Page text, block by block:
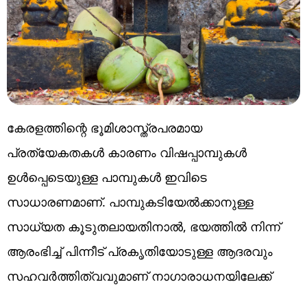
കേരളത്തിന്റെ ഭൂമിശാസ്ത്രപരമായ
പ്രത്യേകതകൾ കാരണം വിഷപ്പാമ്പുകൾ
ഉൾപ്പെടെയുള്ള പാമ്പുകൾ ഇവിടെ
സാധാരണമാണ്. പാമ്പുകടിയേൽക്കാനുള്ള
സാധ്യത കൂടുതലായതിനാൽ, ഭയത്തിൽ നിന്ന്
ആരംഭിച്ച് പിന്നീട് പ്രകൃതിയോടുള്ള ആദരവും
സഹവർത്തിത്വവുമാണ് നാഗാരാധനയിലേക്ക്